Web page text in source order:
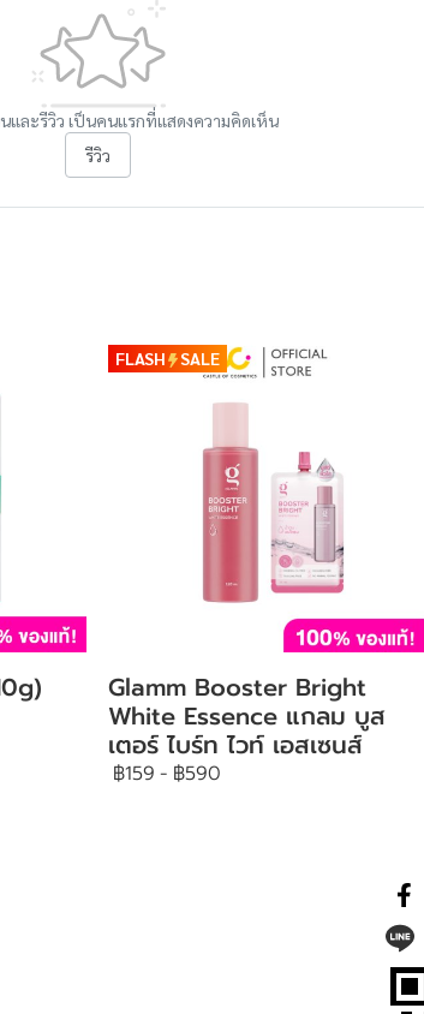
และรีวิว เป็นคนแรกที่แสดงความคิดเห็น
รีวิว
FLASH SALE
Glamm Booster Bright
White Essence แกลม บูส
เตอร์ ไบร์ท ไวท์ เอสเซนส์
฿159 - ฿590